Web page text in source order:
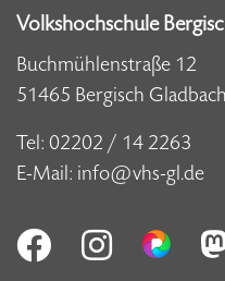
Volkshochschule
Buchmühlenstraße 12
51465 Bergisch Gladbach
Tel: 02202 / 14 2263
E-Mail: info@vhs-gl.de